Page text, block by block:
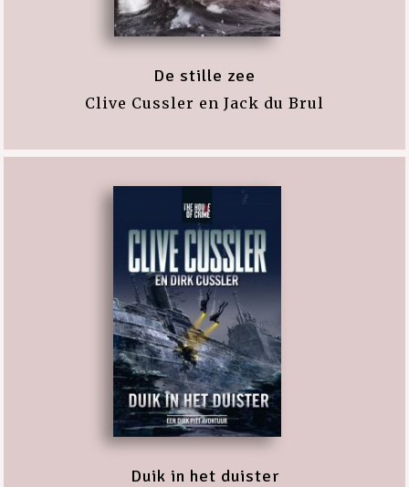
De stille zee
Clive Cussler en Jack du Brul
Duik in het duister